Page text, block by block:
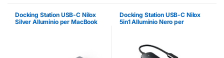
Docking Station USB-C Nilox
Silver Alluminio per MacBook
Docking Station USB-C Nilox
5in1 Alluminio Nero per